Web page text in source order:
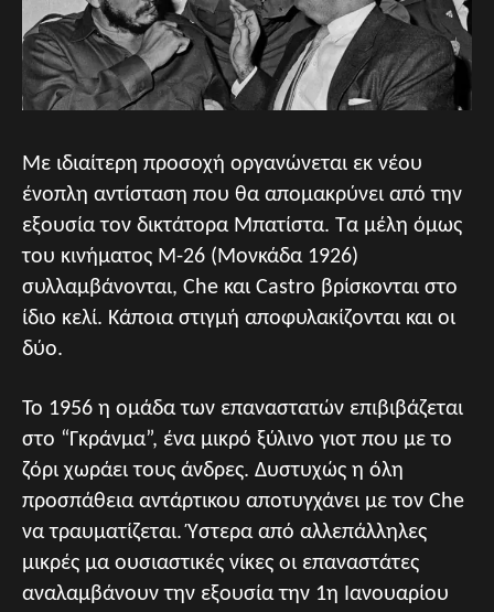
Mε ιδιαίτερη προσοχή οργανώνεται εκ νέου
ένοπλη αντίσταση που θα απομακρύνει από την
εξουσία τον δικτάτορα Μπατίστα. Τα μέλη όμως
του κινήματος Μ-26 (Μονκάδα 1926)
συλλαμβάνονται, Che και Castro βρίσκονται στο
ίδιο κελί. Κάποια στιγμή αποφυλακίζονται και οι
δύο.
Το 1956 η ομάδα των επαναστατών επιβιβάζεται
στο “Γκράνμα”, ένα μικρό ξύλινο γιοτ που με το
ζόρι χωράει τους άνδρες. Δυστυχώς η όλη
προσπάθεια αντάρτικου αποτυγχάνει με τον Che
να τραυματίζεται. Ύστερα από αλλεπάλληλες
μικρές μα ουσιαστικές νίκες οι επαναστάτες
αναλαμβάνουν την εξουσία την 1η Ιανουαρίου